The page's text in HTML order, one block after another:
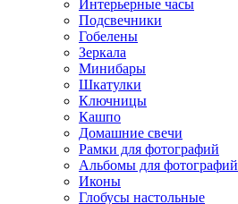
Интерьерные часы
Подсвечники
Гобелены
Зеркала
Минибары
Шкатулки
Ключницы
Кашпо
Домашние свечи
Рамки для фотографий
Альбомы для фотографий
Иконы
Глобусы настольные